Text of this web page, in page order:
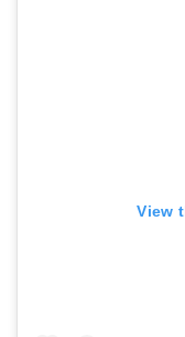
View